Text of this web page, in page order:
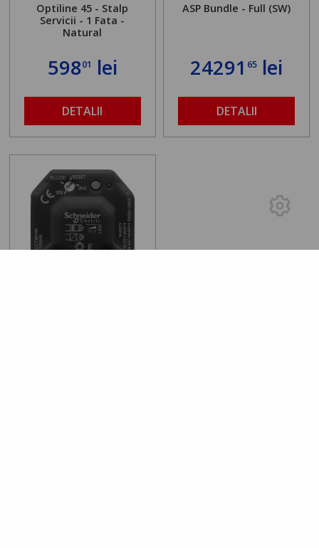
Optiline 45 - Stalp
Servicii - 1 Fata -
Natural
59801 lei
DETALII
ASP Bundle - Full (SW)
24291 65 lei
DETALII